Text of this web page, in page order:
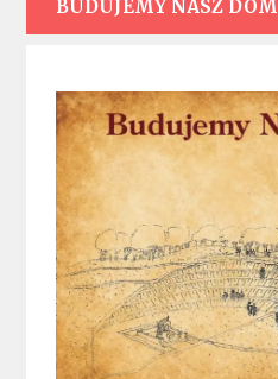
BUDUJEMY NASZ DOM